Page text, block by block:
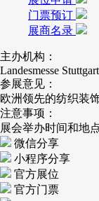
门票预订
展商名录
主办机构：
Landesmesse
参展意见：
欧洲领先的纺织装
注意事项：
展会举办时间和地
微信分享
小程序分享
官方展位
官方门票